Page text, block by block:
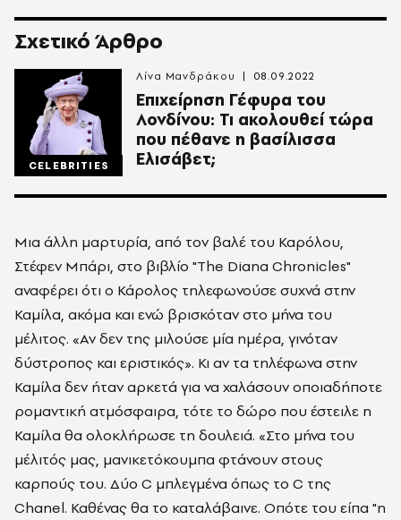
Σχετικό Άρθρο
CELEBRITIES
Επιχείρηση Γέφυρα του
Λονδίνου: Τι ακολουθεί τώρα
που πέθανε η βασίλισσα
Ελισάβετ;
Λίνα Μανδράκου 08.09.2022
Μια άλλη μαρτυρία, από τον βαλέ του Καρόλου,
Στέφεν Μπάρι, στο βιβλίο "The Diana Chronicles"
αναφέρει ότι ο Κάρολος τηλεφωνούσε συχνά στην
Καμίλα, ακόμα και ενώ βρισκόταν στο μήνα του
μέλιτος. «Αν δεν της μιλούσε μία ημέρα, γινόταν
δύστροπος και εριστικός». Κι αν τα τηλέφωνα στην
Καμίλα δεν ήταν αρκετά για να χαλάσουν οποιαδήποτε
ρομαντική ατμόσφαιρα, τότε το δώρο που έστειλε η
Καμίλα θα ολοκλήρωσε τη δουλειά. «Στο μήνα του
μέλιτός μας, μανικετόκουμπα φτάνουν στους
καρπούς του. Δύο C μπλεγμένα όπως το C της
Chanel. Καθένας θα το καταλάβαινε. Οπότε του είπα "η